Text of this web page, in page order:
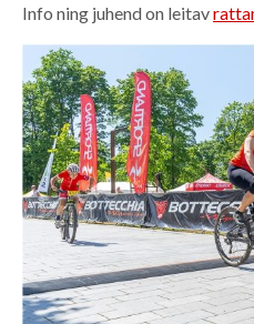
Info ning juhend on leitav